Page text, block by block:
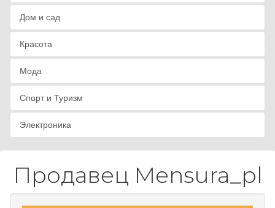
Дом и сад
Красота
Мода
Спорт и Туризм
Электроника
Продавец Mensura_pl